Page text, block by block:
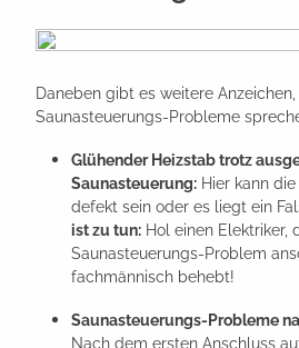
Daneben gibt es weitere
Saunasteuerungs-Probleme
Glühender Heizstab trotz
Saunasteuerung: Hier kann
defekt sein oder es liegt ein
ist zu tun: Hol einen Elektriker,
Saunasteuerungs-Problem
fachmännisch behebt!
Saunasteuerungs-Probleme
Nach dem ersten Anschluss